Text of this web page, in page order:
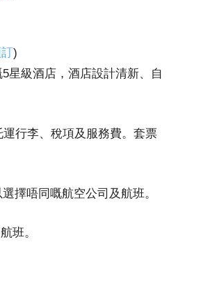
)
星級酒店，酒店設計清新、自
行李、稅項及服務費。套票
擇唔同嘅航空公司及航班。
班。